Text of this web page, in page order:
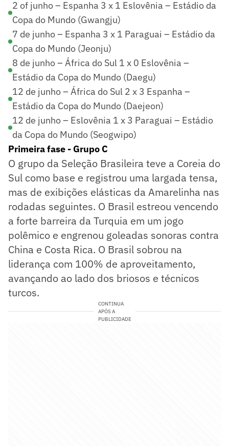
2 of junho – Espanha 3 x 1 Eslovênia – Estádio da
Copa do Mundo (Gwangju)
7 de junho – Espanha 3 x 1 Paraguai – Estádio da
Copa do Mundo (Jeonju)
8 de junho – África do Sul 1 x 0 Eslovênia –
Estádio da Copa do Mundo (Daegu)
12 de junho – África do Sul 2 x 3 Espanha –
Estádio da Copa do Mundo (Daejeon)
12 de junho – Eslovênia 1 x 3 Paraguai – Estádio
da Copa do Mundo (Seogwipo)
Primeira fase - Grupo C
O grupo da Seleção Brasileira teve a Coreia do
Sul como base e registrou uma largada tensa,
mas de exibições elásticas da Amarelinha nas
rodadas seguintes. O Brasil estreou vencendo
a forte barreira da Turquia em um jogo
polêmico e engrenou goleadas sonoras contra
China e Costa Rica. O Brasil sobrou na
liderança com 100% de aproveitamento,
avançando ao lado dos briosos e técnicos
turcos.
CONTINUA
APÓS A
PUBLICIDADE